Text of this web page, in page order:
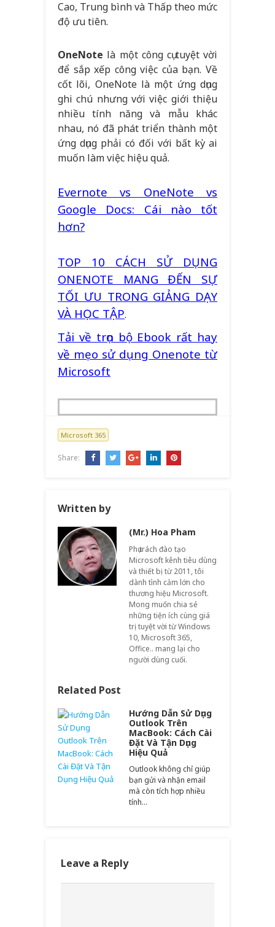
Cao, Trung bình và Thấp theo mức
độ ưu tiên.
OneNote là một công cụ tuyệt vời
để sắp xếp công việc của bạn. Về
cốt lõi, OneNote là một ứng dụng
ghi chú nhưng với việc giới thiệu
nhiều tính năng và mẫu khác
nhau, nó đã phát triển thành một
ứng dụng phải có đối với bất kỳ ai
muốn làm việc hiệu quả.
Evernote vs OneNote vs
Google Docs: Cái nào tốt
hơn?
TOP 10 CÁCH SỬ DỤNG
ONENOTE MANG ĐẾN SỰ
TỐI ƯU TRONG GIẢNG DẠY
VÀ HỌC TẬP.
Tải về trọn bộ Ebook rất hay
về mẹo sử dụng Onenote từ
Microsoft
Microsoft 365
Share:
Written by
(Mr.) Hoa Pham
Phụ trách đào tạo
Microsoft kênh tiêu dùng
và thiết bị từ 2011, tôi
dành tình cảm lớn cho
thương hiệu Microsoft.
Mong muốn chia sẻ
những tiện ích cùng giá
trị tuyệt vời từ Windows
10, Microsoft 365,
Office.. mang lại cho
người dùng cuối.
Related Post
Hướng Dẫn Sử Dụng
Outlook Trên
MacBook: Cách Cài
Đặt Và Tận Dụng
Hiệu Quả
Outlook không chỉ giúp
bạn gửi và nhận email
mà còn tích hợp nhiều
tính…
Leave a Reply